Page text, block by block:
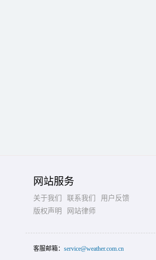
网站服务
关于我们 联系我们
用户反馈
版权声明
网站律师
客服邮箱： service@weather.com.cn